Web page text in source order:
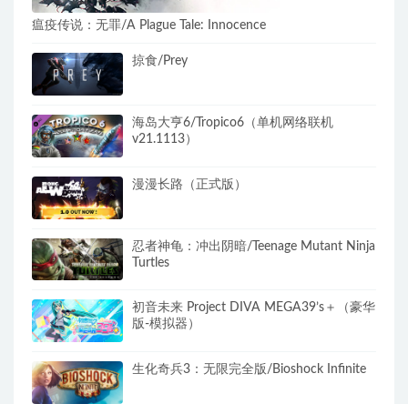
瘟疫传说：无罪/A Plague Tale: Innocence
掠食/Prey
海岛大亨6/Tropico6（单机网络联机
v21.1113）
漫漫长路（正式版）
忍者神龟：冲出阴暗/Teenage Mutant Ninja
Turtles
初音未来 Project DIVA MEGA39’s＋（豪华
版-模拟器）
生化奇兵3：无限完全版/Bioshock Infinite